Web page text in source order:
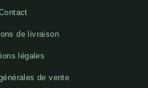
de livraison
légales
de vente